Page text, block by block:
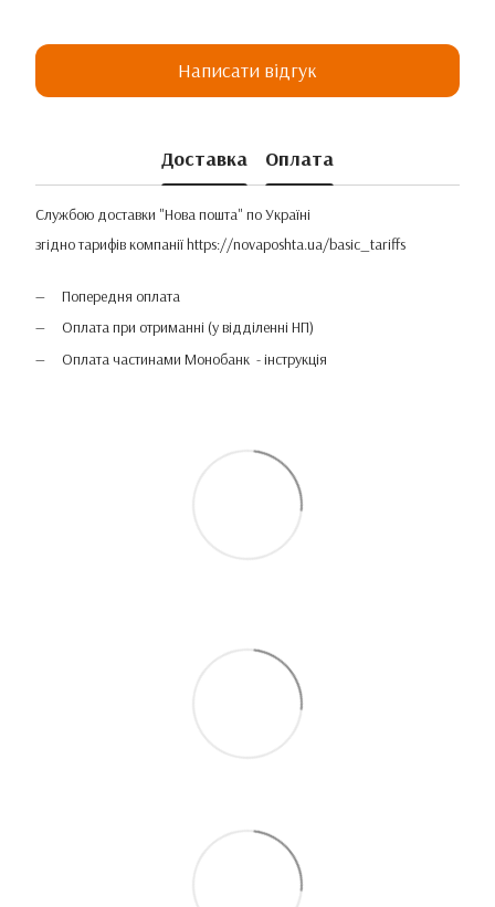
Написати відгук
Доставка Оплата
Службою доставки "Нова пошта" по Україні
згідно тарифів компаніїhttps://novaposhta.ua/basic_tariffs
Попередня оплата
Оплата при отриманні (у відділенні НП)
Оплата частинами Монобанк - інструкція